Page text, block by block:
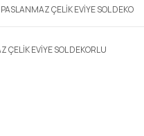
ÇELİK EVİYE SOL